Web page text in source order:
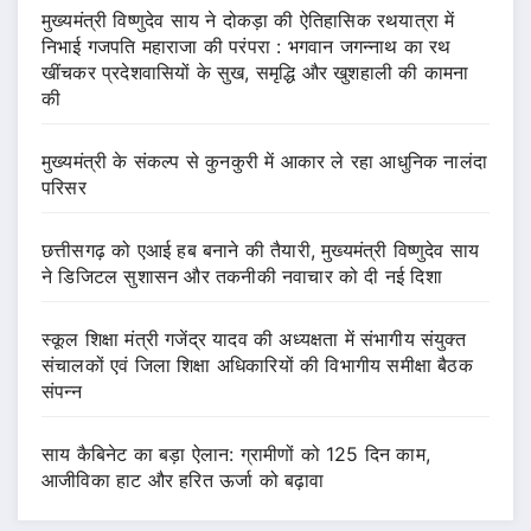
मुख्यमंत्री विष्णुदेव साय ने दोकड़ा की ऐतिहासिक रथयात्रा में
निभाई गजपति महाराजा की परंपरा : भगवान जगन्नाथ का रथ
खींचकर प्रदेशवासियों के सुख, समृद्धि और खुशहाली की कामना
की
मुख्यमंत्री के संकल्प से कुनकुरी में आकार ले रहा आधुनिक नालंदा
परिसर
छत्तीसगढ़ को एआई हब बनाने की तैयारी, मुख्यमंत्री विष्णुदेव साय
ने डिजिटल सुशासन और तकनीकी नवाचार को दी नई दिशा
स्कूल शिक्षा मंत्री गजेंद्र यादव की अध्यक्षता में संभागीय संयुक्त
संचालकों एवं जिला शिक्षा अधिकारियों की विभागीय समीक्षा बैठक
संपन्न
साय कैबिनेट का बड़ा ऐलान: ग्रामीणों को 125 दिन काम,
आजीविका हाट और हरित ऊर्जा को बढ़ावा